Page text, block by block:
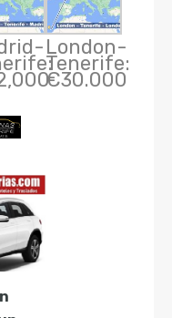
London-
Tenerife:
€30.000